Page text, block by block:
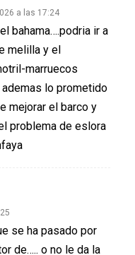
a las 17:24
bahama….podria ir a
melilla y el
marruecos
lo prometido
mejorar el barco y
problema de eslora
se ha pasado por
de….. o no le da la